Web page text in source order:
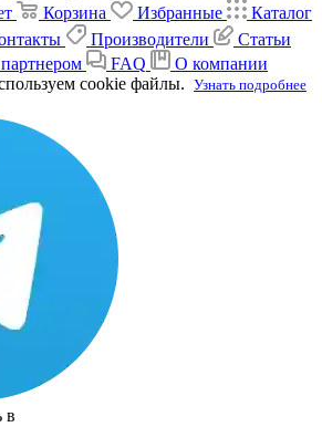
Корзина Избранные
Каталог
Производители
Статьи
FAQ
О компании
cookie файлы. Узнать подробнее
в